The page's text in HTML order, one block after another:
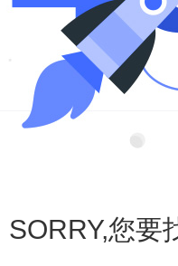
SORRY,您要